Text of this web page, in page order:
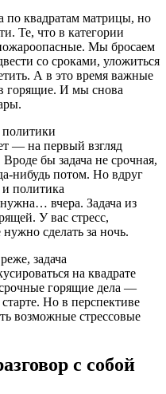
по квадратам матрицы, но
Те, что в категории
Мы бросаем
со сроками, уложиться
А в это время важные
горящие. И мы снова
политики
— на первый взгляд
бы задача не срочная,
нибудь потом. Но вдруг
и политика
вчера. Задача из
У вас стресс,
сделать за ночь.
задача
на квадрате
горящие дела —
Но в перспективе
возможные стрессовые
с собой